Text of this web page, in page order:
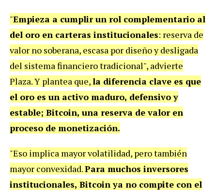
"Empieza a cumplir un rol complementario al
del oro en carteras institucionales: reserva de
valor no soberana, escasa por diseño y desligada
del sistema financiero tradicional", advierte
Plaza. Y plantea que,la diferencia clave es que
el oro es un activo maduro, defensivo y
estable; Bitcoin, una reserva de valor en
proceso de monetización.
"Eso implica mayor volatilidad, pero también
mayor convexidad.Para muchos inversores
institucionales, Bitcoin ya no compite con el